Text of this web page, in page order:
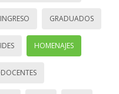
INGRESO GRADUADOS
HOMENAJES